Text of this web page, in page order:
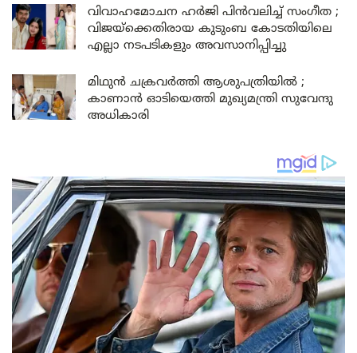
വിവാഹമോചന ഹർജി പിൻവലിച്ച് സംഗീത ;
വിജയ്ക്കെതിരായ കുടുംബ കോടതിയിലെ
എല്ലാ നടപടികളും അവസാനിപ്പിച്ചു
മിഥുൻ ചക്രവർത്തി ആശുപത്രിയിൽ ;
കാണാൻ ഓടിയെത്തി മുഖ്യമന്ത്രി സുവേന്ദു
അധികാരി